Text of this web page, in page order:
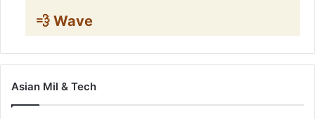
💨 Wave
Asian Mil & Tech